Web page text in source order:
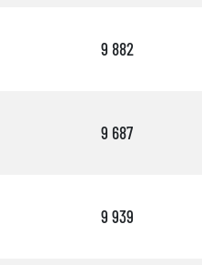
9 882
9 687
9 939